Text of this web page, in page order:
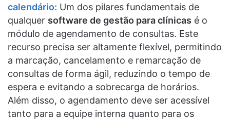
calendário: Um dos pilares fundamentais de
qualquer software de gestão para clínicas é o
módulo de agendamento de consultas. Este
recurso precisa ser altamente flexível, permitindo
a marcação, cancelamento e remarcação de
consultas de forma ágil, reduzindo o tempo de
espera e evitando a sobrecarga de horários.
Além disso, o agendamento deve ser acessível
tanto para a equipe interna quanto para os